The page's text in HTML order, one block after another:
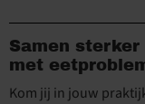
Samen
met
Kom jij in jouw